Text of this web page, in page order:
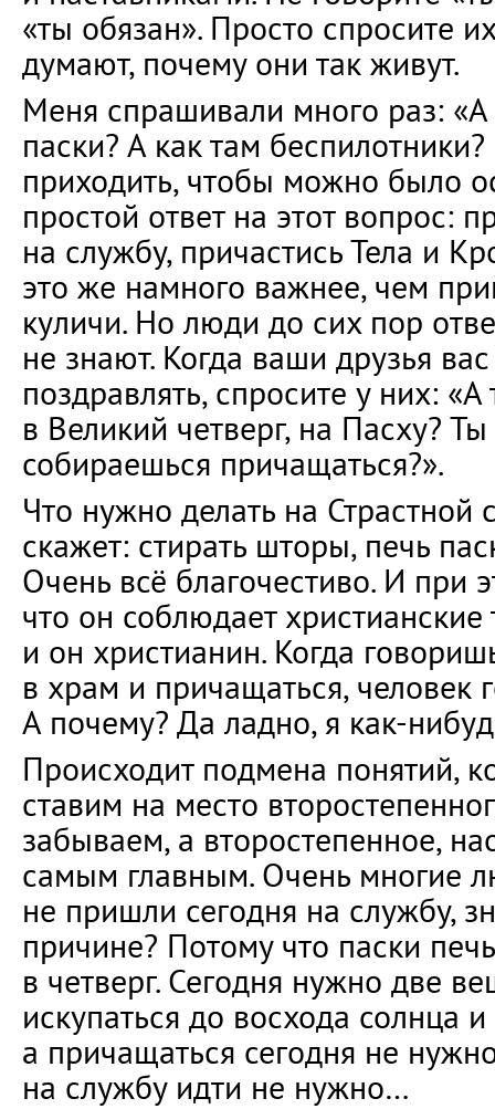
«ты обязан». Просто спросите
думают, почему они так живут.
Меня спрашивали много раз: «А
паски? А как там
приходить, чтобы можно было
простой ответ на этот вопрос:
на службу, причастись Тела и
это же намного важнее, чем
куличи. Но люди до сих пор
не знают. Когда ваши друзья
поздравлять, спросите у них:
в Великий четверг, на Пасху?
собираешься причащаться?».
Что нужно делать на
скажет: стирать шторы, печь
Очень всё благочестиво. И при
что он соблюдает христианские
и он христианин. Когда
в храм и причащаться, человек
А почему? Да ладно, я как-
Происходит подмена понятий,
ставим на место
забываем, а второстепенное,
самым главным. Очень многие
не пришли сегодня на службу,
причине? Потому что паски
в четверг. Сегодня нужно две
искупаться до восхода солнца
а причащаться сегодня не
на службу идти не нужно…